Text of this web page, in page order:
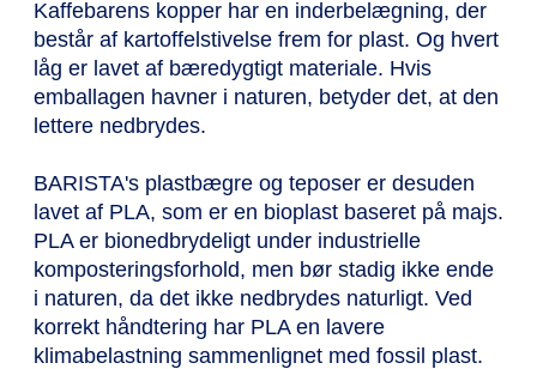
Kaffebarens kopper har en inderbelægning, der
består af kartoffelstivelse frem for plast. Og hvert
låg er lavet af bæredygtigt materiale. Hvis
emballagen havner i naturen, betyder det, at den
lettere nedbrydes.
BARISTA's plastbægre og teposer er desuden
lavet af PLA, som er en bioplast baseret på majs.
PLA er bionedbrydeligt under industrielle
komposteringsforhold, men bør stadig ikke ende
i naturen, da det ikke nedbrydes naturligt. Ved
korrekt håndtering har PLA en lavere
klimabelastning sammenlignet med fossil plast.